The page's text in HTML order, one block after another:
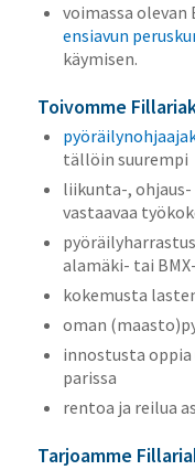
voimassa
ensiavun
käymisen.
Toivomme
tällöin suurempi
liikunta-,
vastaavaa
alamäki- tai
kokemusta
oman
innostusta
parissa
rentoa ja reilua
Tarjoamme